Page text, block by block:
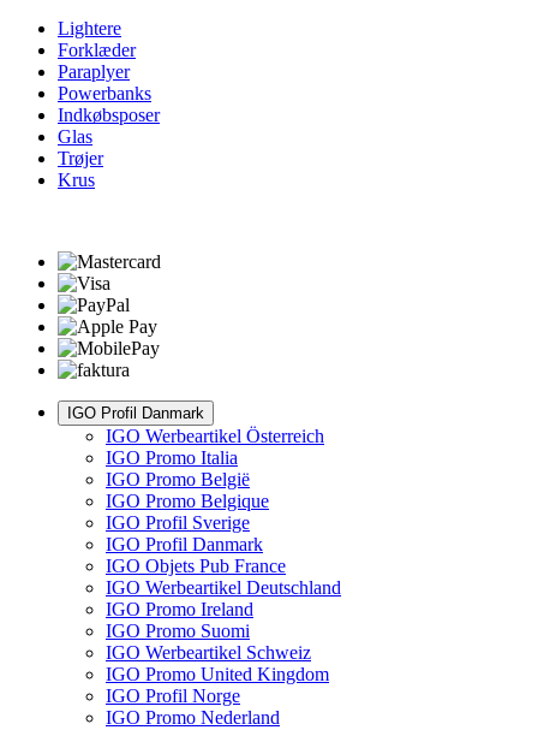
Lightere
Forklæder
Paraplyer
Powerbanks
Indkøbsposer
Glas
Trøjer
Krus
IGO Profil Danmark
IGO Werbeartikel Österreich
IGO Promo Italia
IGO Promo België
IGO Promo Belgique
IGO Profil Sverige
IGO Profil Danmark
IGO Objets Pub France
IGO Werbeartikel Deutschland
IGO Promo Ireland
IGO Promo Suomi
IGO Werbeartikel Schweiz
IGO Promo United Kingdom
IGO Profil Norge
IGO Promo Nederland